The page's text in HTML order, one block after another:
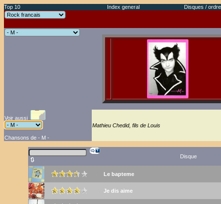
Top 10 Index general Disques /
Voir aussi
Chansons de - M -
Mathieu Chedid, fils de Louis
🔃
Disque
Le bapteme
Je dis aime